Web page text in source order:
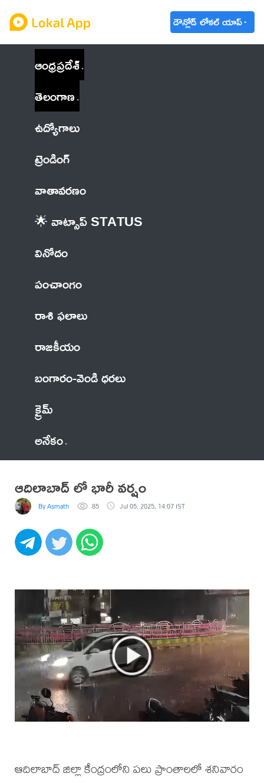
డౌన్లోడ్ లోకల్ యాప్
ఆంధ్రప్రదేశ్
తెలంగాణ
ఉద్యోగాలు
ట్రెండింగ్
వాతావరణం
🌟 వాట్సాప్ STATUS
వినోదం
పంచాంగం
రాశి ఫలాలు
రాజకీయం
బంగారం-వెండి ధరలు
క్రైమ్
అనేకం
ఆదిలాబాద్ లో భారీ వర్షం
By Asmath 85 Jul 05, 2025, 14:07 IST
ఆదిలాబాద్ జిల్లా కేంద్రంలోని పలు ప్రాంతాలలో శనివారం